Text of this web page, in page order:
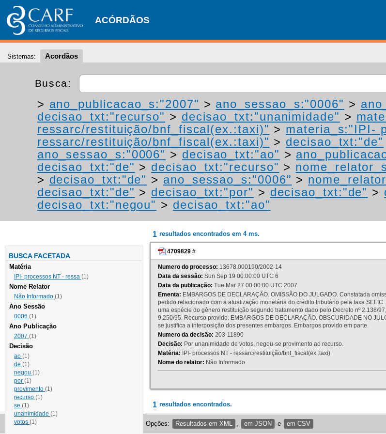
ACÓRDÃOS
Sistemas: Acordãos
Busca:
> ano_publicacao_s:"2007" > ano_sessao_s:"0006" >
decisao_txt:"recurso" > decisao_txt:"unanimidade" >
ressarc/restituição/bnf_fiscal(ex.:taxi)" > materia_s:"IPI-
ressarc/restituição/bnf_fiscal(ex.:taxi)" > decisao_txt:"de"
ano_sessao_s:"0006" > decisao_txt:"ao" >
decisao_txt:"de" > decisao_txt:"recurso" >
> decisao_txt:"de" > ano_sessao_s:"0006" >
decisao_txt:"de" > decisao_txt:"por" > decisao_txt:"de" >
decisao_txt:"negou" > decisao_txt:"ao"
BUSCA FACETADA
Matéria
IPI- processos NT - ressa (1)
Nome Relator
Não Informado (1)
Ano Sessão
0006 (1)
Ano Publicação
2007 (1)
Decisão
ao (1)
de (1)
negou (1)
por (1)
provimento (1)
recurso (1)
se (1)
unanimidade (1)
votos (1)
1 resultados encontrados em 4 ms.
4709829 #
Numero do processo: 13678.000190/2002-14
Data da sessão: Sun Sep 19 00:00:00 UTC 6
Data da publicação: Tue Mar 27 00:00:00 UTC 2007
Ementa: EMBARGOS DE DECLARAÇÃO. OMISSÃO DO JULGADO. Constatada
pedido relacionado com a atualização monetária do crédito tributário pela taxa
uma espécie do gênero restituição segundo tratamento dado pelo Decreto nº 2.138/
9.250/95. Recurso provido. EMBARGOS DE DECLARAÇÃO. OBSCURIDADE NO
se justifica a interposição dos presentes embargos. Embargos provido em parte.
Numero da decisão: 203-11890
Decisão: Por unanimidade de votos, negou-se provimento ao recurso.
Matéria: IPI- processos NT - ressarc/restituição/bnf_fiscal(ex.:taxi)
Nome do relator: Não Informado
1 resultados encontrados.
Opções: Resultados em XML em JSON e em CSV